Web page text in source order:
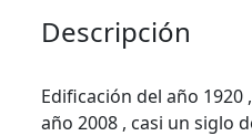
Descripción
Edificación del año
año 2008 , casi un siglo